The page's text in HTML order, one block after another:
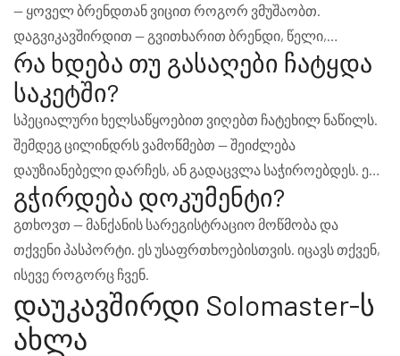
— ყოველ ბრენდთან ვიცით როგორ ვმუშაობთ.
დაგვიკავშირდით — გვითხარით ბრენდი, წელი,
მოდელი.
რა ხდება თუ გასაღები ჩატყდა
საკეტში?
სპეციალური ხელსაწყოებით ვიღებთ ჩატეხილ ნაწილს.
შემდეგ ცილინდრს ვამოწმებთ — შეიძლება
დაუზიანებელი დარჩეს, ან გადაცვლა საჭიროებდეს. ეს
ადგილზე ვწყვეტთ თქვენთან ერთად.
გჭირდება დოკუმენტი?
გთხოვთ — მანქანის სარეგისტრაციო მოწმობა და
თქვენი პასპორტი. ეს უსაფრთხოებისთვის. იცავს თქვენ,
ისევე როგორც ჩვენ.
დაუკავშირდი Solomaster-ს
ახლა